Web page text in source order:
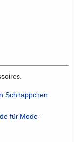
Schnäppchen
für Mode-